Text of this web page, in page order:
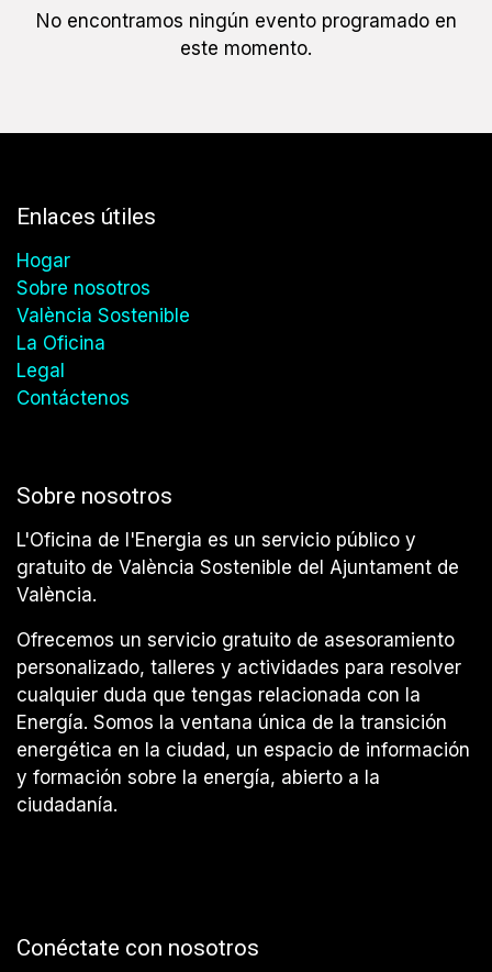
No encontramos ningún evento programado en
este momento.
Enlaces útiles
Hogar
Sobre nosotros
València Sostenible
La Oficina
Legal
Contáctenos
Sobre nosotros
L'Oficina de l'Energia es un servicio público y
gratuito de València Sostenible del Ajuntament de
València.
Ofrecemos un servicio gratuito de asesoramiento
personalizado, talleres y actividades para resolver
cualquier duda que tengas relacionada con la
Energía. Somos la ventana única de la transición
energética en la ciudad, un espacio de información
y formación sobre la energía, abierto a la
ciudadanía.
Conéctate con nosotros